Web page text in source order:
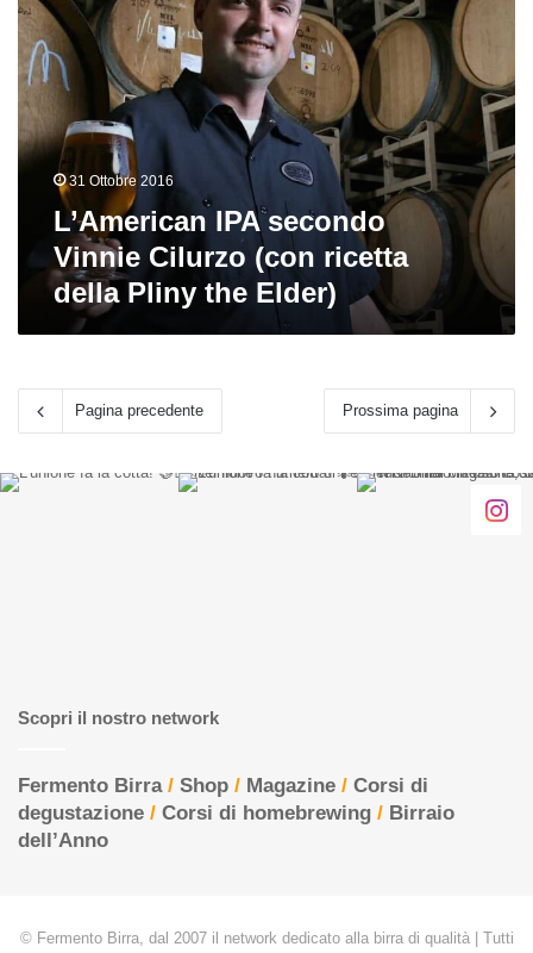
IPA
secondo
Vinnie
Cilurzo
ricetta
della
31 Ottobre 2016
L’American IPA secondo
Vinnie Cilurzo (con ricetta
della Pliny the Elder)
Pagina precedente Prossima pagina
Scopri il nostro network
Fermento Birra/ Shop / Magazine / Corsi di
degustazione / Corsi di homebrewing / Birraio
dell’Anno
© Fermento Birra, dal 2007 il network dedicato alla birra di qualità | Tutti